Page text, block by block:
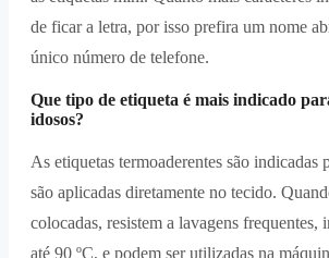
de ficar a letra, por isso prefira um nome
único número de telefone.
Que tipo de etiqueta é mais indicado
idosos?
As etiquetas termoaderentes são indicadas
são aplicadas diretamente no tecido.
colocadas, resistem a lavagens frequentes,
até 90 ºC, e podem ser utilizadas na